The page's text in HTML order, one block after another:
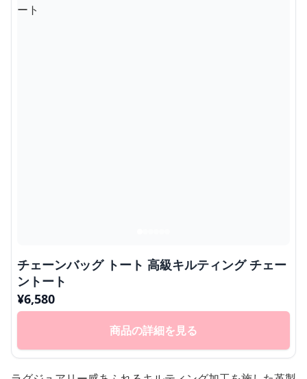
チェーンバッグ トート 高級キルティング チェー
ントート
¥6,580
商品の詳細を見る